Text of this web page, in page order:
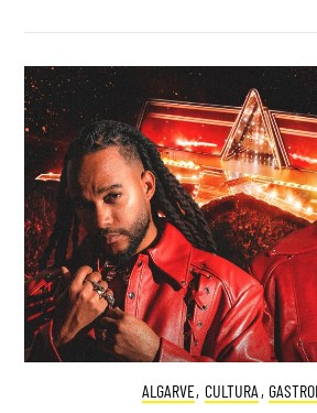
ALGARVE, CULTURA ,